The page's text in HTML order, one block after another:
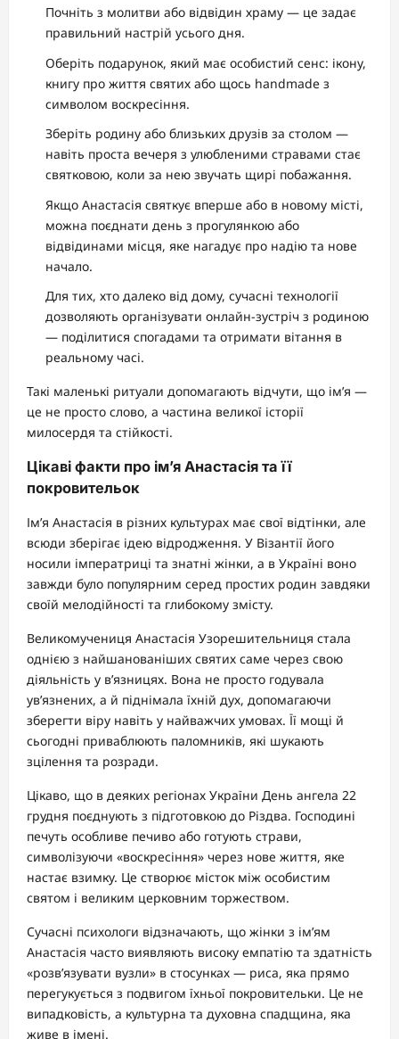
Почніть з молитви або відвідин храму — це задає
правильний настрій усього дня.
Оберіть подарунок, який має особистий сенс: ікону,
книгу про життя святих або щось handmade з
символом воскресіння.
Зберіть родину або близьких друзів за столом —
навіть проста вечеря з улюбленими стравами стає
святковою, коли за нею звучать щирі побажання.
Якщо Анастасія святкує вперше або в новому місті,
можна поєднати день з прогулянкою або
відвідинами місця, яке нагадує про надію та нове
начало.
Для тих, хто далеко від дому, сучасні технології
дозволяють організувати онлайн-зустріч з родиною
— поділитися спогадами та отримати вітання в
реальному часі.
Такі маленькі ритуали допомагають відчути, що ім’я —
це не просто слово, а частина великої історії
милосердя та стійкості.
Цікаві факти про ім’я Анастасія та її
покровительок
Ім’я Анастасія в різних культурах має свої відтінки, але
всюди зберігає ідею відродження. У Візантії його
носили імператриці та знатні жінки, а в Україні воно
завжди було популярним серед простих родин завдяки
своїй мелодійності та глибокому змісту.
Великомучениця Анастасія Узорешительниця стала
однією з найшанованіших святих саме через свою
діяльність у в’язницях. Вона не просто годувала
ув’язнених, а й піднімала їхній дух, допомагаючи
зберегти віру навіть у найважчих умовах. Її мощі й
сьогодні приваблюють паломників, які шукають
зцілення та розради.
Цікаво, що в деяких регіонах України День ангела 22
грудня поєднують з підготовкою до Різдва. Господині
печуть особливе печиво або готують страви,
символізуючи «воскресіння» через нове життя, яке
настає взимку. Це створює місток між особистим
святом і великим церковним торжеством.
Сучасні психологи відзначають, що жінки з ім’ям
Анастасія часто виявляють високу емпатію та здатність
«розв’язувати вузли» в стосунках — риса, яка прямо
перегукується з подвигом їхньої покровительки. Це не
випадковість, а культурна та духовна спадщина, яка
живе в імені.